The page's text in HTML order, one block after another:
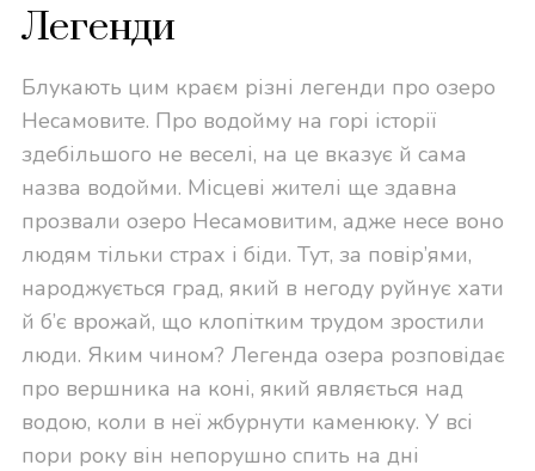
Легенди
Блукають цим краєм різні легенди про озеро
Несамовите. Про водойму на горі історії
здебільшого не веселі, на це вказує й сама
назва водойми. Місцеві жителі ще здавна
прозвали озеро Несамовитим, адже несе воно
людям тільки страх і біди. Тут, за повір’ями,
народжується град, який в негоду руйнує хати
й б’є врожай, що клопітким трудом зростили
люди. Яким чином? Легенда озера розповідає
про вершника на коні, який являється над
водою, коли в неї жбурнути каменюку. У всі
пори року він непорушно спить на дні